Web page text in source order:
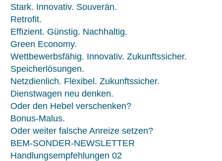
Stark. Innovativ. Souverän.
Retrofit.
Effizient. Günstig. Nachhaltig.
Green Economy.
Wettbewerbsfähig. Innovativ. Zukunftssicher.
Speicherlösungen.
Netzdienlich. Flexibel. Zukunftssicher.
Dienstwagen neu denken.
Oder den Hebel verschenken?
Bonus-Malus.
Oder weiter falsche Anreize setzen?
BEM-SONDER-NEWSLETTER
Handlungsempfehlungen 02